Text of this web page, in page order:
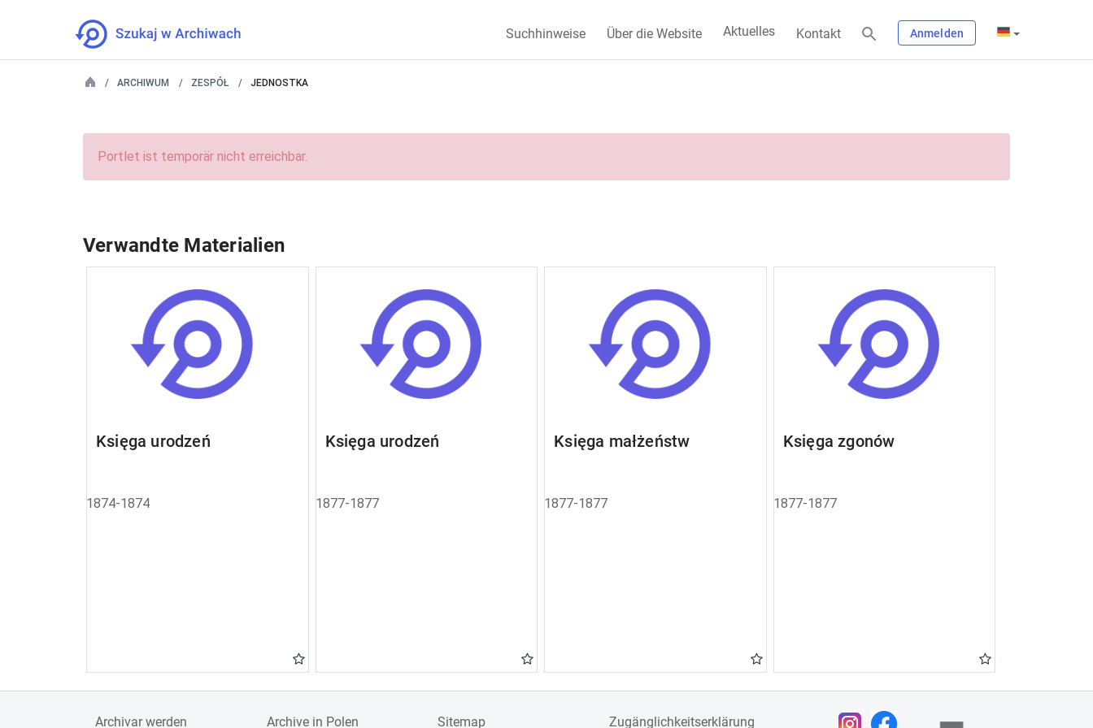
Suchhinweise Über die Website Aktuelles Kontakt Anmelden
ARCHIWUM ZESPÓŁ JEDNOSTKA
Portlet ist temporär nicht erreichbar.
Verwandte Materialien
Księga urodzeń
1874-1874
Księga urodzeń
1877-1877
Księga małżeństw
1877-1877
Księga zgonów
1877-1877
Archivar werden Archive in Polen Sitemap Zugänglichkeitserklärung